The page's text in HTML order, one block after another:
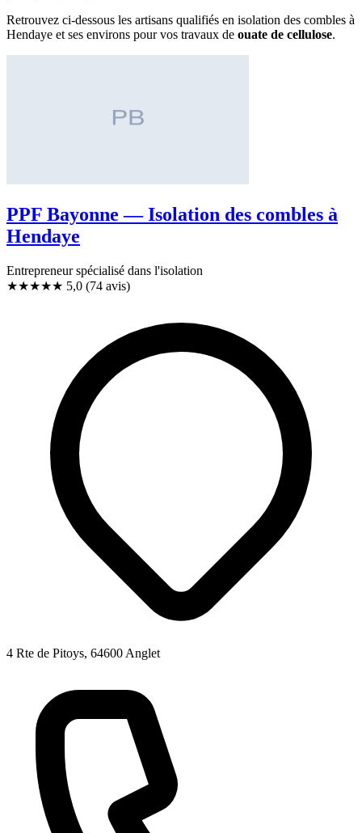
Retrouvez ci-dessous les artisans qualifiés en isolation des combles à
Hendaye et ses environs pour vos travaux de ouate de cellulose.
PPF Bayonne — Isolation des combles à
Hendaye
Entrepreneur spécialisé dans l'isolation
★★★★★ 5,0 (74 avis)
4 Rte de Pitoys, 64600 Anglet